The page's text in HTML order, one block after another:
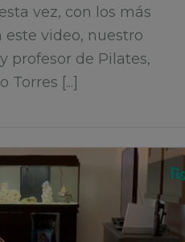
vez, con los más
este video, nuestro
profesor de Pilates,
Torres [...]